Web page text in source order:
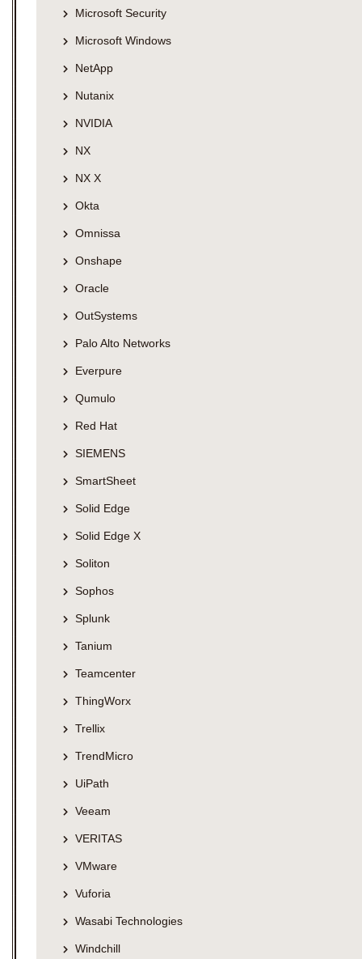
Microsoft Security
Microsoft Windows
NetApp
Nutanix
NVIDIA
NX
NX X
Okta
Omnissa
Onshape
Oracle
OutSystems
Palo Alto Networks
Everpure
Qumulo
Red Hat
SIEMENS
SmartSheet
Solid Edge
Solid Edge X
Soliton
Sophos
Splunk
Tanium
Teamcenter
ThingWorx
Trellix
TrendMicro
UiPath
Veeam
VERITAS
VMware
Vuforia
Wasabi Technologies
Windchill